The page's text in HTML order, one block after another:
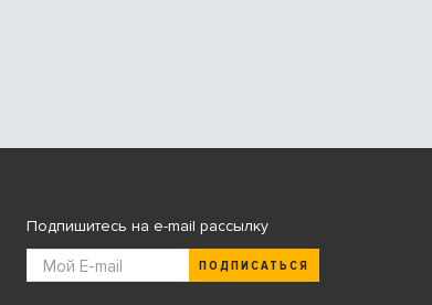
Подпишитесь на e-mail рассылку
ПОДПИСАТЬСЯ